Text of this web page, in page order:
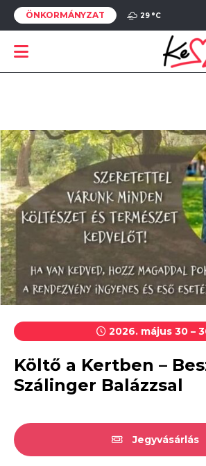
ÖNKORMÁNYZAT 29 °C
2026. május 30 –
Költő a Kertben –
Szálinger Balázzsal
Jegyvásárlás